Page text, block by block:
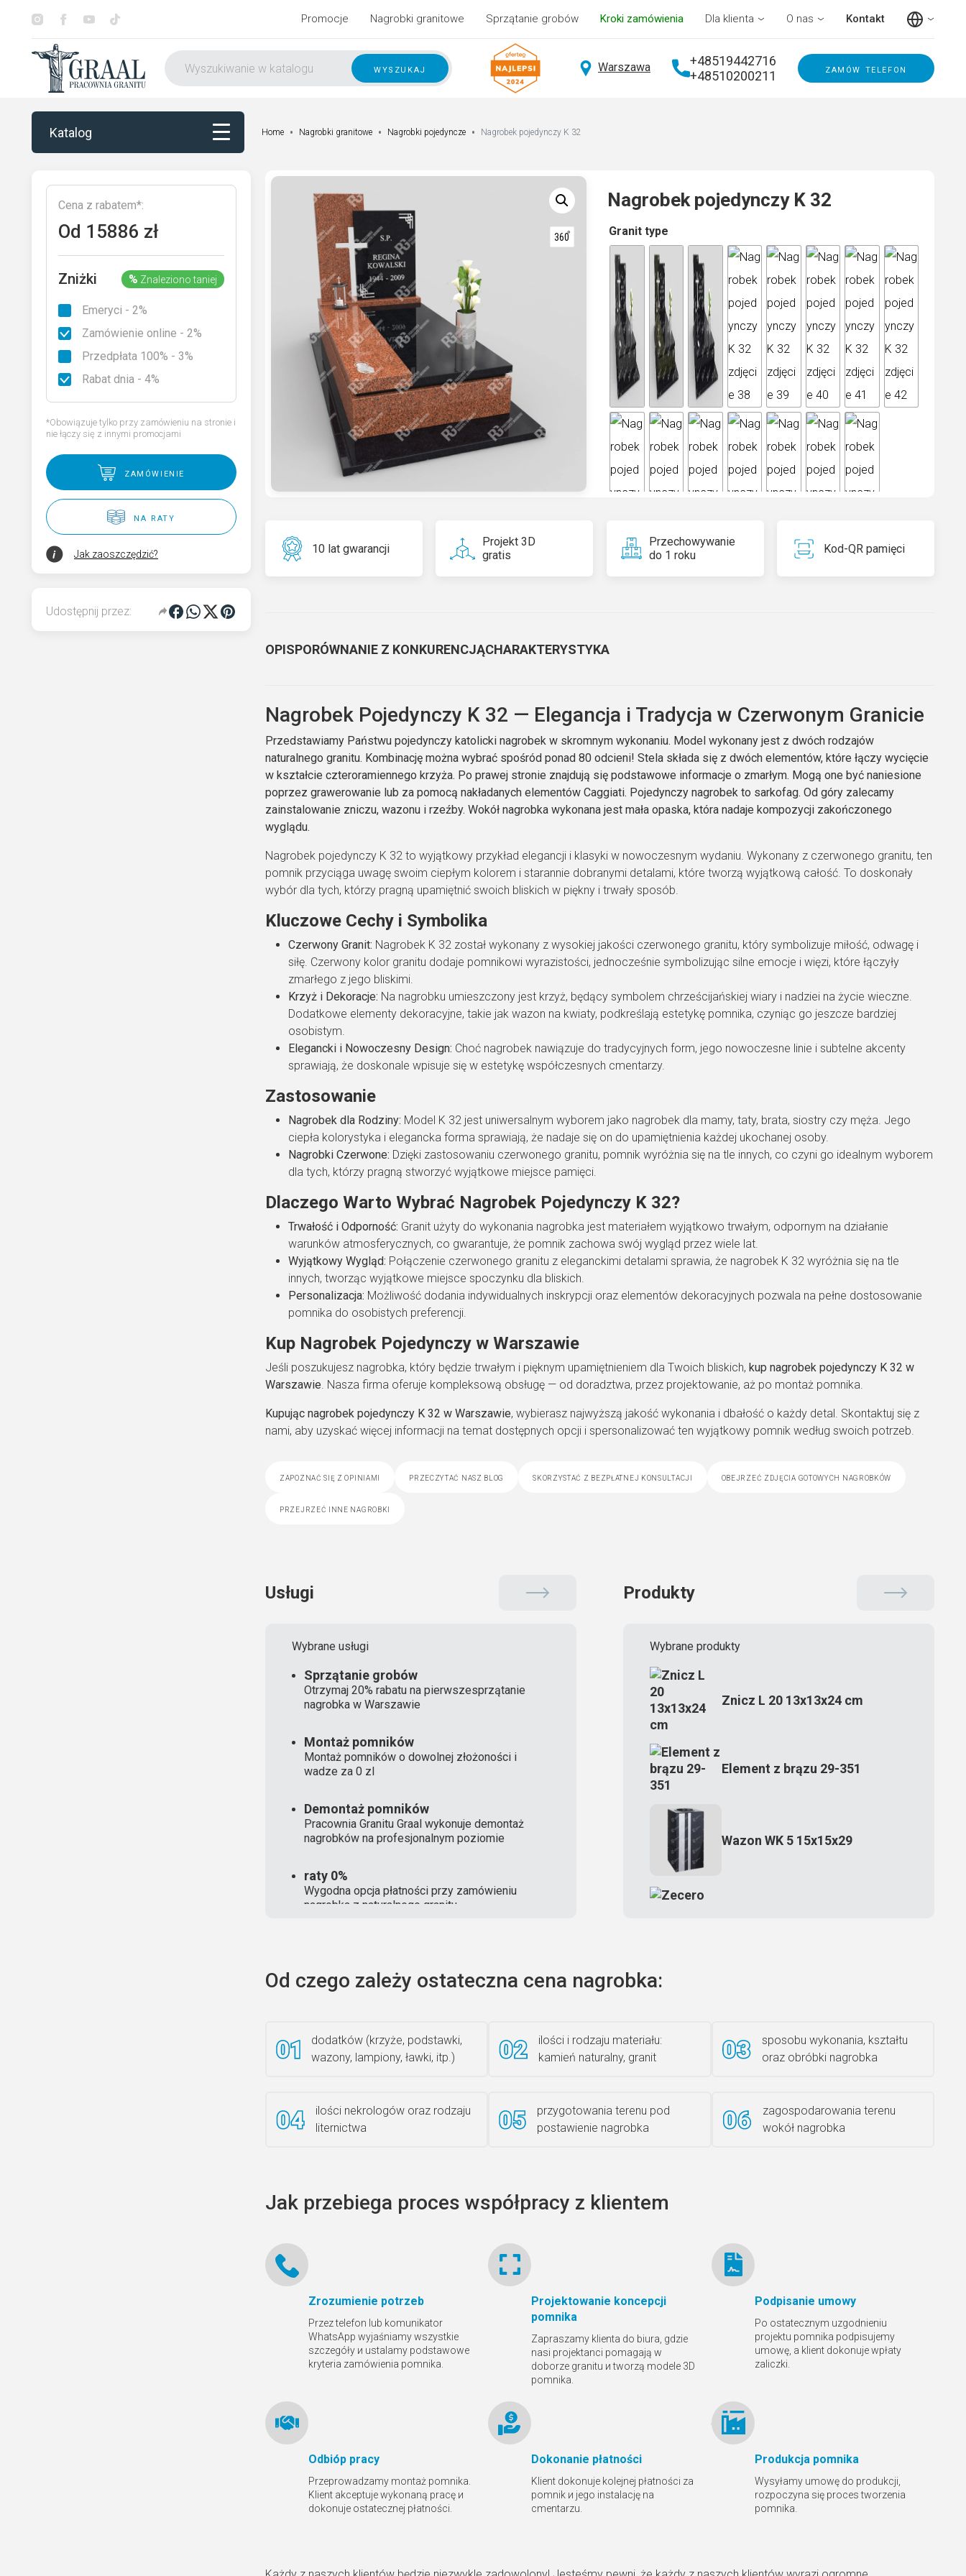
Promocje Nagrobki granitowe Sprzątanie grobów Kroki zamówienia Dla klienta O nas Kontakt
wyszukaj Warszawa
+48519442716
+48510200211
zamów telefon
Katalog
Katalog
Otoczenie nagrobka
Rodzaje granitu
Home Nagrobki granitowe Nagrobki pojedyncze Nagrobek pojedynczy K 32
Cena z rabatem*:
Od 15886 zł
Zniżki % Znaleziono taniej
Emeryci - 2%
Zamówienie online - 2%
Przedpłata 100% - 3%
Rabat dnia - 4%
*Obowiązuje tylko przy zamówieniu na stronie i
nie łączy się z innymi promocjami
zamówienie
na raty
Jak zaoszczędzić?
Udostępnij przez:
Nagrobek pojedynczy K 32
Granit type
A
lt
ti
10 lat gwarancji
Projekt 3D
gratis
Przechowywanie
do 1 roku
Kod-QR pamięci
OPISPORÓWNANIE Z KONKURENCJĄCHARAKTERYSTYKA
Nagrobek Pojedynczy K 32 — Elegancja i Tradycja w Czerwonym Granicie
Przedstawiamy Państwu pojedynczy katolicki nagrobek w skromnym wykonaniu. Model wykonany jest z dwóch rodzajów
naturalnego granitu. Kombinację można wybrać spośród ponad 80 odcieni! Stela składa się z dwóch elementów, które łączy wycięcie
w kształcie czteroramiennego krzyża. Po prawej stronie znajdują się podstawowe informacje o zmarłym. Mogą one być naniesione
poprzez grawerowanie lub za pomocą nakładanych elementów Caggiati. Pojedynczy nagrobek to sarkofag. Od góry zalecamy
zainstalowanie zniczu, wazonu i rzeźby. Wokół nagrobka wykonana jest mała opaska, która nadaje kompozycji zakończonego
wyglądu.
Nagrobek pojedynczy K 32 to wyjątkowy przykład elegancji i klasyki w nowoczesnym wydaniu. Wykonany z czerwonego granitu, ten
pomnik przyciąga uwagę swoim ciepłym kolorem i starannie dobranymi detalami, które tworzą wyjątkową całość. To doskonały
wybór dla tych, którzy pragną upamiętnić swoich bliskich w piękny i trwały sposób.
Kluczowe Cechy i Symbolika
Czerwony Granit: Nagrobek K 32 został wykonany z wysokiej jakości czerwonego granitu, który symbolizuje miłość, odwagę i
siłę. Czerwony kolor granitu dodaje pomnikowi wyrazistości, jednocześnie symbolizując silne emocje i więzi, które łączyły
zmarłego z jego bliskimi.
Krzyż i Dekoracje: Na nagrobku umieszczony jest krzyż, będący symbolem chrześcijańskiej wiary i nadziei na życie wieczne.
Dodatkowe elementy dekoracyjne, takie jak wazon na kwiaty, podkreślają estetykę pomnika, czyniąc go jeszcze bardziej
osobistym.
Elegancki i Nowoczesny Design: Choć nagrobek nawiązuje do tradycyjnych form, jego nowoczesne linie i subtelne akcenty
sprawiają, że doskonale wpisuje się w estetykę współczesnych cmentarzy.
Zastosowanie
Nagrobek dla Rodziny: Model K 32 jest uniwersalnym wyborem jako nagrobek dla mamy, taty, brata, siostry czy męża. Jego
ciepła kolorystyka i elegancka forma sprawiają, że nadaje się on do upamiętnienia każdej ukochanej osoby.
Nagrobki Czerwone: Dzięki zastosowaniu czerwonego granitu, pomnik wyróżnia się na tle innych, co czyni go idealnym wyborem
dla tych, którzy pragną stworzyć wyjątkowe miejsce pamięci.
Dlaczego Warto Wybrać Nagrobek Pojedynczy K 32?
Trwałość i Odporność: Granit użyty do wykonania nagrobka jest materiałem wyjątkowo trwałym, odpornym na działanie
warunków atmosferycznych, co gwarantuje, że pomnik zachowa swój wygląd przez wiele lat.
Wyjątkowy Wygląd: Połączenie czerwonego granitu z eleganckimi detalami sprawia, że nagrobek K 32 wyróżnia się na tle
innych, tworząc wyjątkowe miejsce spoczynku dla bliskich.
Personalizacja: Możliwość dodania indywidualnych inskrypcji oraz elementów dekoracyjnych pozwala na pełne dostosowanie
pomnika do osobistych preferencji.
Kup Nagrobek Pojedynczy w Warszawie
Jeśli poszukujesz nagrobka, który będzie trwałym i pięknym upamiętnieniem dla Twoich bliskich, kup nagrobek pojedynczy K 32 w
Warszawie. Nasza firma oferuje kompleksową obsługę — od doradztwa, przez projektowanie, aż po montaż pomnika.
Kupując nagrobek pojedynczy K 32 w Warszawie, wybierasz najwyższą jakość wykonania i dbałość o każdy detal. Skontaktuj się z
nami, aby uzyskać więcej informacji na temat dostępnych opcji i spersonalizować ten wyjątkowy pomnik według swoich potrzeb.
zapoznać się z opiniami przeczytać nasz blog skorzystać z bezpłatnej konsultacji obejrzeć zdjęcia gotowych nagrobków
przejrzeć inne nagrobki
Usługi
Wybrane usługi
Sprzątanie grobów
Otrzymaj 20% rabatu na pierwszesprzątanie
nagrobka w Warszawie
Montaż pomników
Montaż pomników o dowolnej złożoności i
wadze za 0 zl
Demontaż pomników
Pracownia Granitu Graal wykonuje demontaż
nagrobków na profesjonalnym poziomie
raty 0%
Wygodna opcja płatności przy zamówieniu
nagrobka z naturalnego granitu
Produkty
Wybrane produkty
Znicz L 20 13x13x24 cm
Element z brązu 29-351
Wazon WK 5 15x15x29
Rzeźba ANZK-60-BR-L
Od czego zależy ostateczna cena nagrobka:
dodatków (krzyże, podstawki,
wazony, lampiony, ławki, itp.)
ilości i rodzaju materiału:
kamień naturalny, granit
sposobu wykonania, kształtu
oraz obróbki nagrobka
ilości nekrologów oraz rodzaju
liternictwa
przygotowania terenu pod
postawienie nagrobka
zagospodarowania terenu
wokół nagrobka
Jak przebiega proces współpracy z klientem
Zrozumienie potrzeb
Przez telefon lub komunikator
WhatsApp wyjaśniamy wszystkie
szczegóły и ustalamy podstawowe
kryteria zamówienia pomnika.
Projektowanie koncepcji
pomnika
Zapraszamy klienta do biura, gdzie
nasi projektanci pomagają w
doborze granitu и tworzą modele 3D
pomnika.
Podpisanie umowy
Po ostatecznym uzgodnieniu
projektu pomnika podpisujemy
umowę, a klient dokonuje wpłaty
zaliczki.
Produkcja pomnika
Wysyłamy umowę do produkcji,
rozpoczyna się proces tworzenia
pomnika.
Dokonanie płatności
Klient dokonuje kolejnej płatności za
pomnik и jego instalację na
cmentarzu.
Odbióр pracy
Przeprowadzamy montaż pomnika.
Klient akceptuje wykonaną pracę и
dokonuje ostatecznej płatności.